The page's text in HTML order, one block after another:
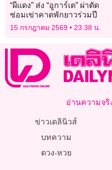
“ผีแดง” ส่ง “อูการ์เต” ผ่าตัด
ซ่อมเข่าคาดพักยาวร่วมปี
15 กรกฎาคม 2569 23:38 น.
อ่านความจริ
ข่าวเดลินิวส์
บทความ
ดวง-หวย